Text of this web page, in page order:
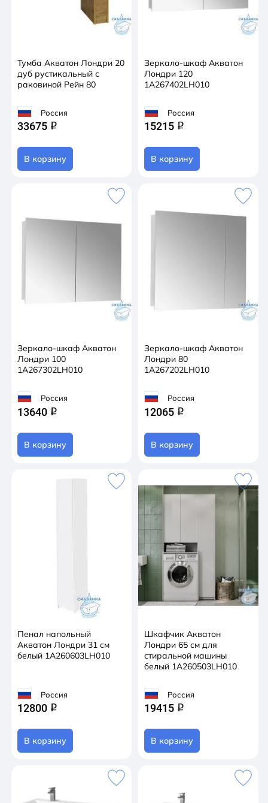
Тумба Акватон Лондри 20
дуб рустикальный с
раковиной Рейн 80
Россия
33675 q
В корзину
Зеркало-шкаф Акватон
Лондри 120
1A267402LH010
Россия
15215 q
В корзину
Зеркало-шкаф Акватон
Лондри 100
1A267302LH010
Россия
13640 q
В корзину
Зеркало-шкаф Акватон
Лондри 80
1A267202LH010
Россия
12065 q
В корзину
Пенал напольный
Акватон Лондри 31 см
белый 1A260603LH010
Россия
12800 q
В корзину
Шкафчик Акватон
Лондри 65 см для
стиральной машины
белый 1A260503LH010
Россия
19415 q
В корзину